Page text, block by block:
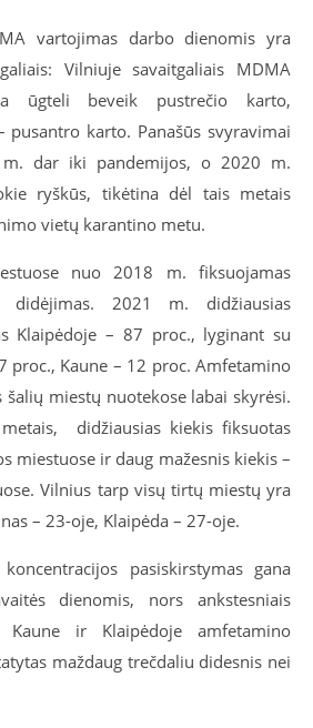
vartojimas darbo dienomis yra
Vilniuje savaitgaliais MDMA
ūgteli beveik pustrečio karto,
pusantro karto. Panašūs svyravimai
dar iki pandemijos, o 2020 m.
ryškūs, tikėtina dėl tais metais
vietų karantino metu.
nuo 2018 m. fiksuojamas
didėjimas. 2021 m. didžiausias
Klaipėdoje – 87 proc., lyginant su
proc., Kaune – 12 proc. Amfetamino
miestų nuotekose labai skyrėsi.
didžiausias kiekis fiksuotas
miestuose ir daug mažesnis kiekis –
Vilnius tarp visų tirtų miestų yra
– 23-oje, Klaipėda – 27-oje.
pasiskirstymas gana
dienomis, nors ankstesniais
Kaune ir Klaipėdoje amfetamino
maždaug trečdaliu didesnis nei